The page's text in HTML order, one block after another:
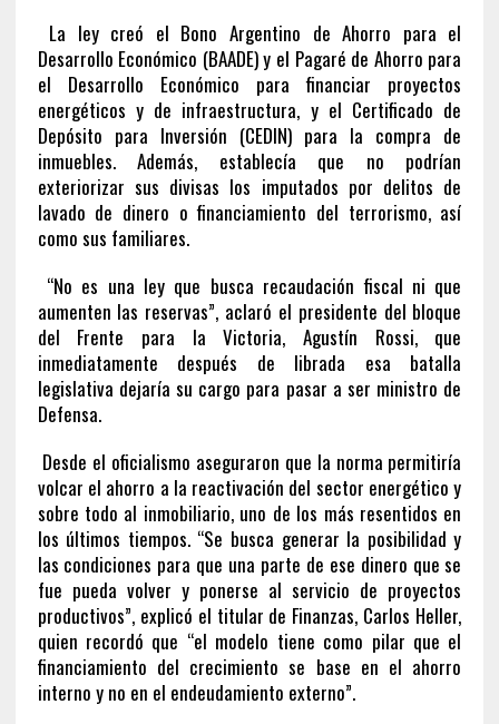
La ley creó el Bono Argentino de Ahorro para el
Desarrollo Económico (BAADE) y el Pagaré de Ahorro para
el Desarrollo Económico para financiar proyectos
energéticos y de infraestructura, y el Certificado de
Depósito para Inversión (CEDIN) para la compra de
inmuebles. Además, establecía que no podrían
exteriorizar sus divisas los imputados por delitos de
lavado de dinero o financiamiento del terrorismo, así
como sus familiares.
“No es una ley que busca recaudación fiscal ni que
aumenten las reservas”, aclaró el presidente del bloque
del Frente para la Victoria, Agustín Rossi, que
inmediatamente después de librada esa batalla
legislativa dejaría su cargo para pasar a ser ministro de
Defensa.
Desde el oficialismo aseguraron que la norma permitiría
volcar el ahorro a la reactivación del sector energético y
sobre todo al inmobiliario, uno de los más resentidos en
los últimos tiempos. “Se busca generar la posibilidad y
las condiciones para que una parte de ese dinero que se
fue pueda volver y ponerse al servicio de proyectos
productivos”, explicó el titular de Finanzas, Carlos Heller,
quien recordó que “el modelo tiene como pilar que el
financiamiento del crecimiento se base en el ahorro
interno y no en el endeudamiento externo”.